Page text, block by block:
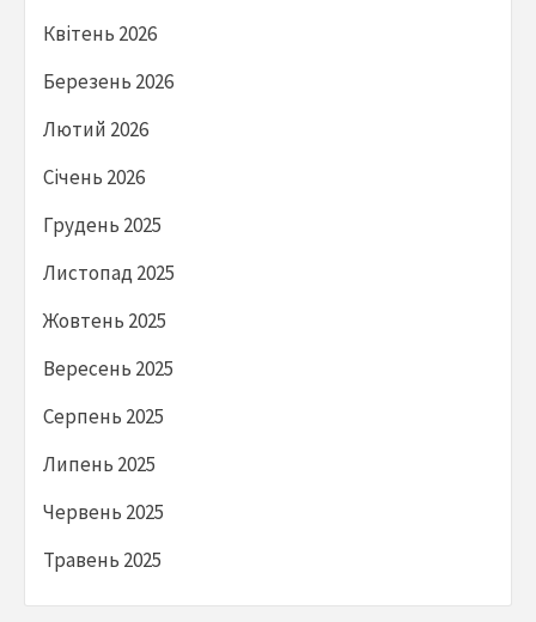
Квітень 2026
Березень 2026
Лютий 2026
Січень 2026
Грудень 2025
Листопад 2025
Жовтень 2025
Вересень 2025
Серпень 2025
Липень 2025
Червень 2025
Травень 2025